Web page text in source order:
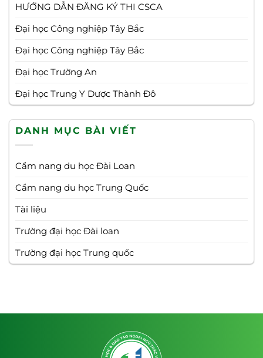
HƯỚNG DẪN ĐĂNG KÝ THI CSCA
Đại học Công nghiệp Tây Bắc
Đại học Công nghiệp Tây Bắc
Đại học Trường An
Đại học Trung Y Dược Thành Đô
DANH MỤC BÀI VIẾT
Cẩm nang du học Đài Loan
Cẩm nang du học Trung Quốc
Tài liệu
Trường đại học Đài loan
Trường đại học Trung quốc